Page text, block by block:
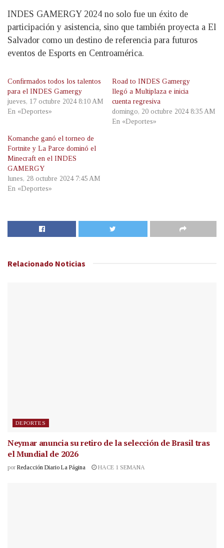
INDES GAMERGY 2024 no solo fue un éxito de
participación y asistencia, sino que también proyecta a El
Salvador como un destino de referencia para futuros
eventos de Esports en Centroamérica.
Confirmados todos los talentos
para el INDES Gamergy
jueves, 17 octubre 2024 8:10 AM
En «Deportes»
Road to INDES Gamergy
llegó a Multiplaza e inicia
cuenta regresiva
domingo, 20 octubre 2024 8:35 AM
En «Deportes»
Komanche ganó el torneo de
Fortnite y La Parce dominó el
Minecraft en el INDES
GAMERGY
lunes, 28 octubre 2024 7:45 AM
En «Deportes»
Relacionado Noticias
DEPORTES
Neymar anuncia su retiro de la selección de Brasil tras
el Mundial de 2026
por Redacción Diario La Página HACE 1 SEMANA